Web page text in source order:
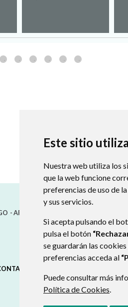
Este sitio
Nuestra web utiliza los
que la web funcione
preferencias de uso de
y sus servicios.
Si acepta pulsando el
pulsa el botón
se guardarán las
preferencias acceda al
Puede consultar más
Política de Cookies.
- ARAGÓN